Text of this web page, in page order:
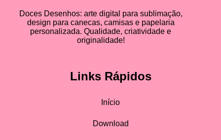
Doces Desenhos: arte digital para sublimação,
design para canecas, camisas e papelaria
personalizada. Qualidade, criatividade e
originalidade!
Links Rápidos
Início
Download